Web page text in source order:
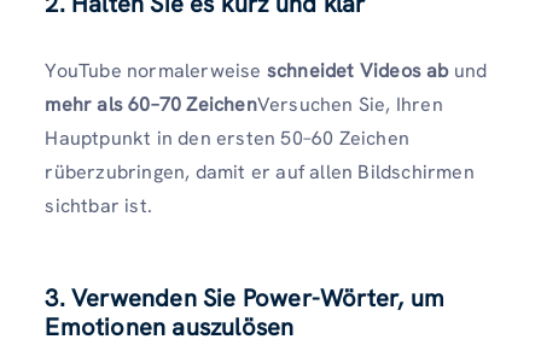
YouTube normalerweise schneidet Videos ab und
mehr als 60–70 ZeichenVersuchen Sie, Ihren
Hauptpunkt in den ersten 50–60 Zeichen
rüberzubringen, damit er auf allen Bildschirmen
sichtbar ist.
3. Verwenden Sie Power-Wörter, um
Emotionen auszulösen